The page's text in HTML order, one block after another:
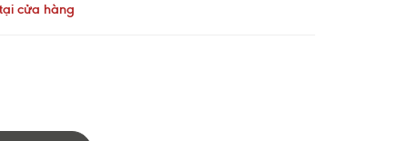
cửa hàng